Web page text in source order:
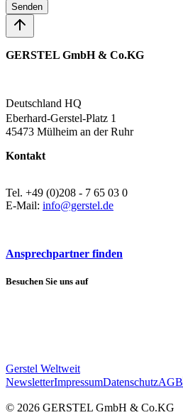
Senden
GERSTEL GmbH & Co.KG
Deutschland HQ
Eberhard-Gerstel-Platz 1
45473 Mülheim an der Ruhr
Kontakt
Tel. +49 (0)208 - 7 65 03 0
E-Mail: info@gerstel.de
Ansprechpartner finden
Besuchen Sie uns auf
Gerstel Weltweit
NewsletterImpressumDatenschutzAGB
© 2026 GERSTEL GmbH & Co.KG